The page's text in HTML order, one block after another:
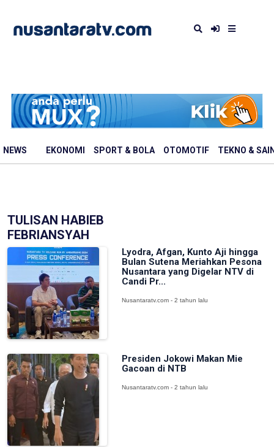
NEWS EKONOMI SPORT & BOLA OTOMOTIF TEKNO &
TULISAN HABIEB
FEBRIANSYAH
Lyodra, Afgan, Kunto Aji hingga
Bulan Sutena Meriahkan Pesona
Nusantara yang Digelar NTV di
Candi Pr...
Nusantaratv.com - 2 tahun lalu
Presiden Jokowi Makan Mie
Gacoan di NTB
Nusantaratv.com - 2 tahun lalu